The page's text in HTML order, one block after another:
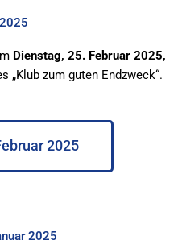
Dienstag, 25. Februar 2025,
„Klub zum guten Endzweck“.
2025
2025